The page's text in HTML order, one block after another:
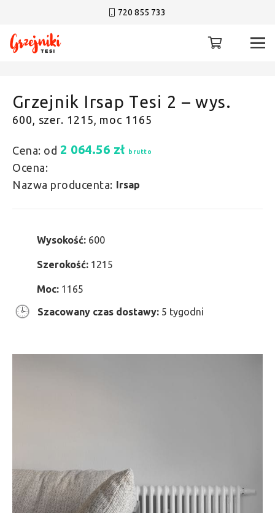
720 855 733
Grzejnik Irsap Tesi 2 – wys.
600, szer. 1215, moc 1165
Cena: od 2 064.56 zł brutto
Ocena:
Nazwa producenta: Irsap
Wysokość: 600
Szerokość: 1215
Moc: 1165
Szacowany czas dostawy: 5 tygodni